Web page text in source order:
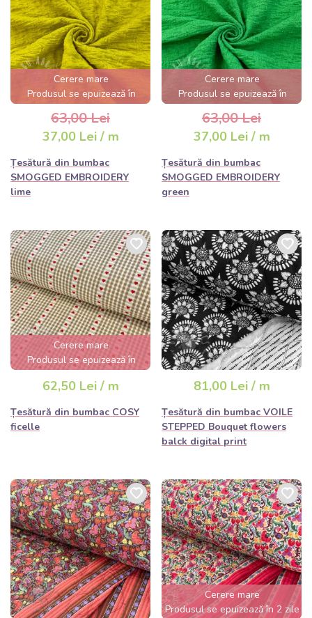
Cerere mare
Produsul se epuizează în
câteva ore
63,00 Lei
37,00 Lei / m
Țesătură din bumbac
SMOGGED EMBROIDERY
lime
Cerere mare
Produsul se epuizează în
câteva ore
63,00 Lei
37,00 Lei / m
Țesătură din bumbac
SMOGGED EMBROIDERY
green
Cerere mare
Produsul se epuizează în
câteva ore
62,50 Lei / m
Țesătură din bumbac COSY
ficelle
81,00 Lei / m
Țesătură din bumbac VOILE
STEPPED Bouquet flowers
balck digital print
Cerere mare
Produsul se epuizează în 2 zile